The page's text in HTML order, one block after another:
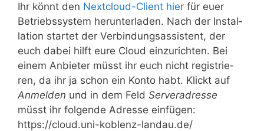
Ihr könnt den Next­cloud-Cli­ent hier für euer
Betriebs­sys­tem her­un­ter­la­den. Nach der Instal­
la­ti­on star­tet der Ver­bin­dungs­as­sis­tent, der
euch dabei hilft eure Cloud ein­zu­rich­ten. Bei
einem Anbie­ter müsst ihr euch nicht regis­trie­
ren, da ihr ja schon ein Kon­to habt. Klickt auf
Anmel­den und in dem Feld Ser­ver­adres­se
müsst ihr fol­gen­de Adres­se ein­fü­gen:
https://cloud.uni-koblenz-landau.de/